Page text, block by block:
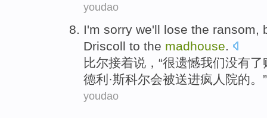
youdao
I'm sorry we'll lose the ransom
Driscoll to the madhouse
比尔接着说，“很遗憾我们没有了
德利 ·斯科尔会被送进疯人院的。”
youdao